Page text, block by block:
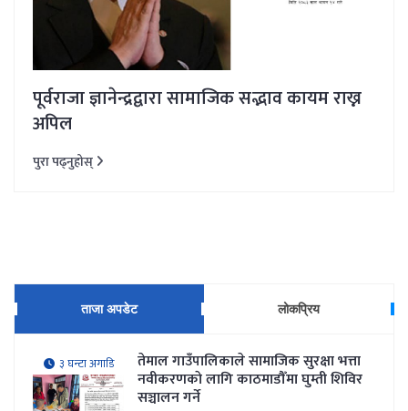
पूर्वराजा ज्ञानेन्द्रद्वारा सामाजिक सद्भाव कायम राख्न
अपिल
पुरा पढ्नुहोस्
ताजा अपडेट लोकप्रिय
३ घन्टा अगाडि तेमाल गाउँपालिकाले सामाजिक सुरक्षा भत्ता
नवीकरणकाे लागि काठमाडौँमा घुम्ती शिविर
सञ्चालन गर्ने